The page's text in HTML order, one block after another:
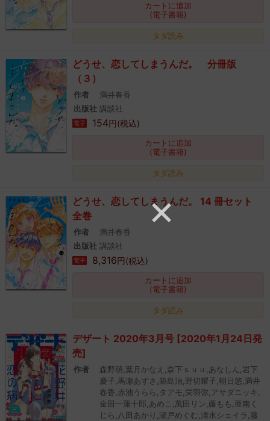
カートに追加
(電子書籍)
タダ読み
どうせ、恋してしまうんだ。 分冊版
（３）
作者
満井春香
出版社 講談社
電子 154円(税込)
カートに追加
(電子書籍)
タダ読み
どうせ、恋してしまうんだ。 14 冊セット
全巻
作者
満井春香
出版社 講談社
電子 8,316円(税込)
カートに追加
(電子書籍)
タダ読み
デザート 2020年3月号 [2020年1月24日発
売]
作者
森野萌,葉月かなえ,森下ｓｕｕ,あなしん,岩下
慶子,馬瀬あずさ,築島治,野切耀子,朝日悠,満井
春香,赤池うらら,タアモ,栄羽弥,アサダニッキ,
金田一蓮十郎,あめこ,萬田リン,藤もも,亜南く
じら,八田あかり,瀬戸めぐむ,清水シェイラ,藤